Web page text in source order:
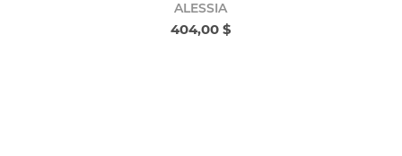
ALESSIA
404,00 $